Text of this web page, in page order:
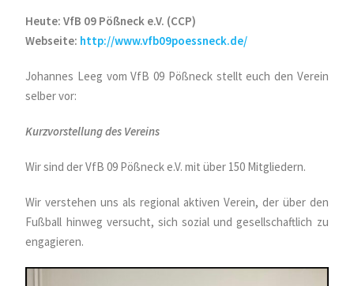
Heute: VfB 09 Pößneck e.V. (CCP)
Webseite: http://www.vfb09poessneck.de/
Johannes Leeg vom VfB 09 Pößneck stellt euch den Verein
selber vor:
Kurzvorstellung des Vereins
Wir sind der VfB 09 Pößneck e.V. mit über 150 Mitgliedern.
Wir verstehen uns als regional aktiven Verein, der über den
Fußball hinweg versucht, sich sozial und gesellschaftlich zu
engagieren.